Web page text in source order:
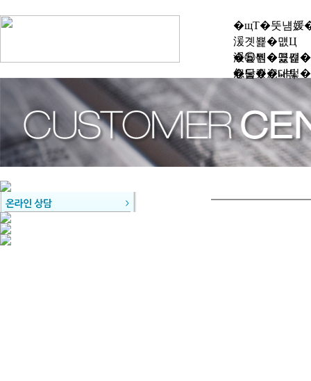
�щТ�뚯냼媛
湲곗뾽�먮Ц
湲됱뿬�꾩썐�
�닿퀬泥대텋�
而⑥꽕��
�곷떞��
�⑤씪�몄긽
怨듭��ы빆